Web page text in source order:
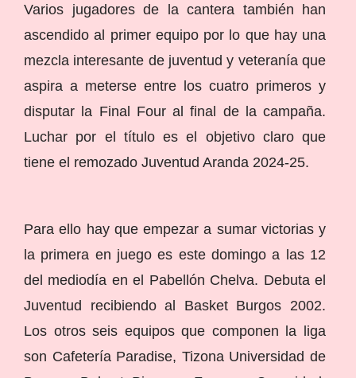
Varios jugadores de la cantera también han
ascendido al primer equipo por lo que hay una
mezcla interesante de juventud y veteranía que
aspira a meterse entre los cuatro primeros y
disputar la Final Four al final de la campaña.
Luchar por el título es el objetivo claro que
tiene el remozado Juventud Aranda 2024-25.
Para ello hay que empezar a sumar victorias y
la primera en juego es este domingo a las 12
del mediodía en el Pabellón Chelva. Debuta el
Juventud recibiendo al Basket Burgos 2002.
Los otros seis equipos que componen la liga
son Cafetería Paradise, Tizona Universidad de